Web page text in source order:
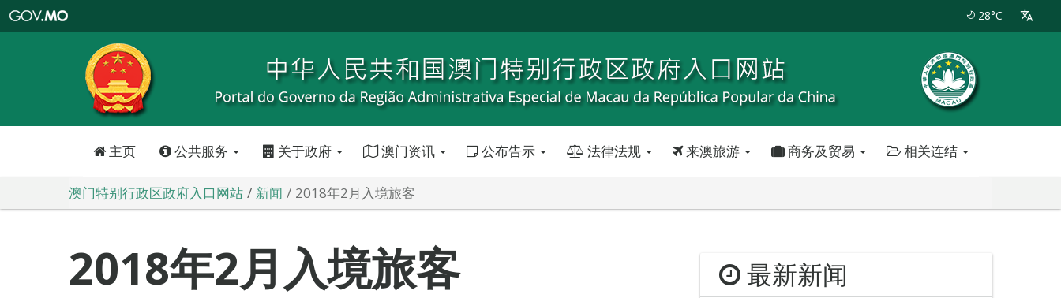
特
政
区
政
口
28°C
主页 公共服务 关于政府 澳门资讯 公布告示 法律法规 来澳旅游 商务及贸易 相关连结
澳门特别行政区政府入口网站 新闻 2018年2月入境旅客
2018年2月入境旅客 最新新闻